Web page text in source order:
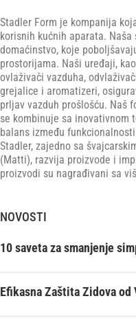
Stadler Form je kompanija
korisnih kućnih aparata.
domaćinstvo, koje
prostorijama. Naši uređaji,
ovlaživači vazduha,
grejalice i aromatizeri,
prljav vazduh prošlošću. Naš
se kombinuje sa inovativnom
balans između
Stadler, zajedno sa
(Matti), razvija proizvode i
proizvodi su nagrađivani sa
NOVOSTI
10 saveta za smanjenje
Efikasna Zaštita Zidova